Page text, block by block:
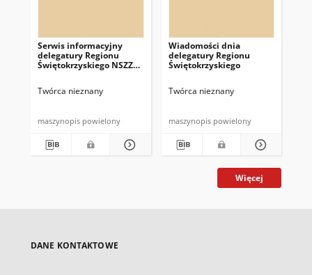
Serwis informacyjny
delegatury Regionu
Świętokrzyskiego NSZZ
Twórca nieznany
maszynopis powielony
Wiadomości dnia
delegatury Regionu
Świętokrzyskiego
Twórca nieznany
maszynopis powielony
Więcej
DANE KONTAKTOWE